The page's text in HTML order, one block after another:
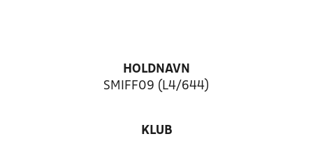
HOLDNAVN
SMIFF09 (L4/644)
KLUB